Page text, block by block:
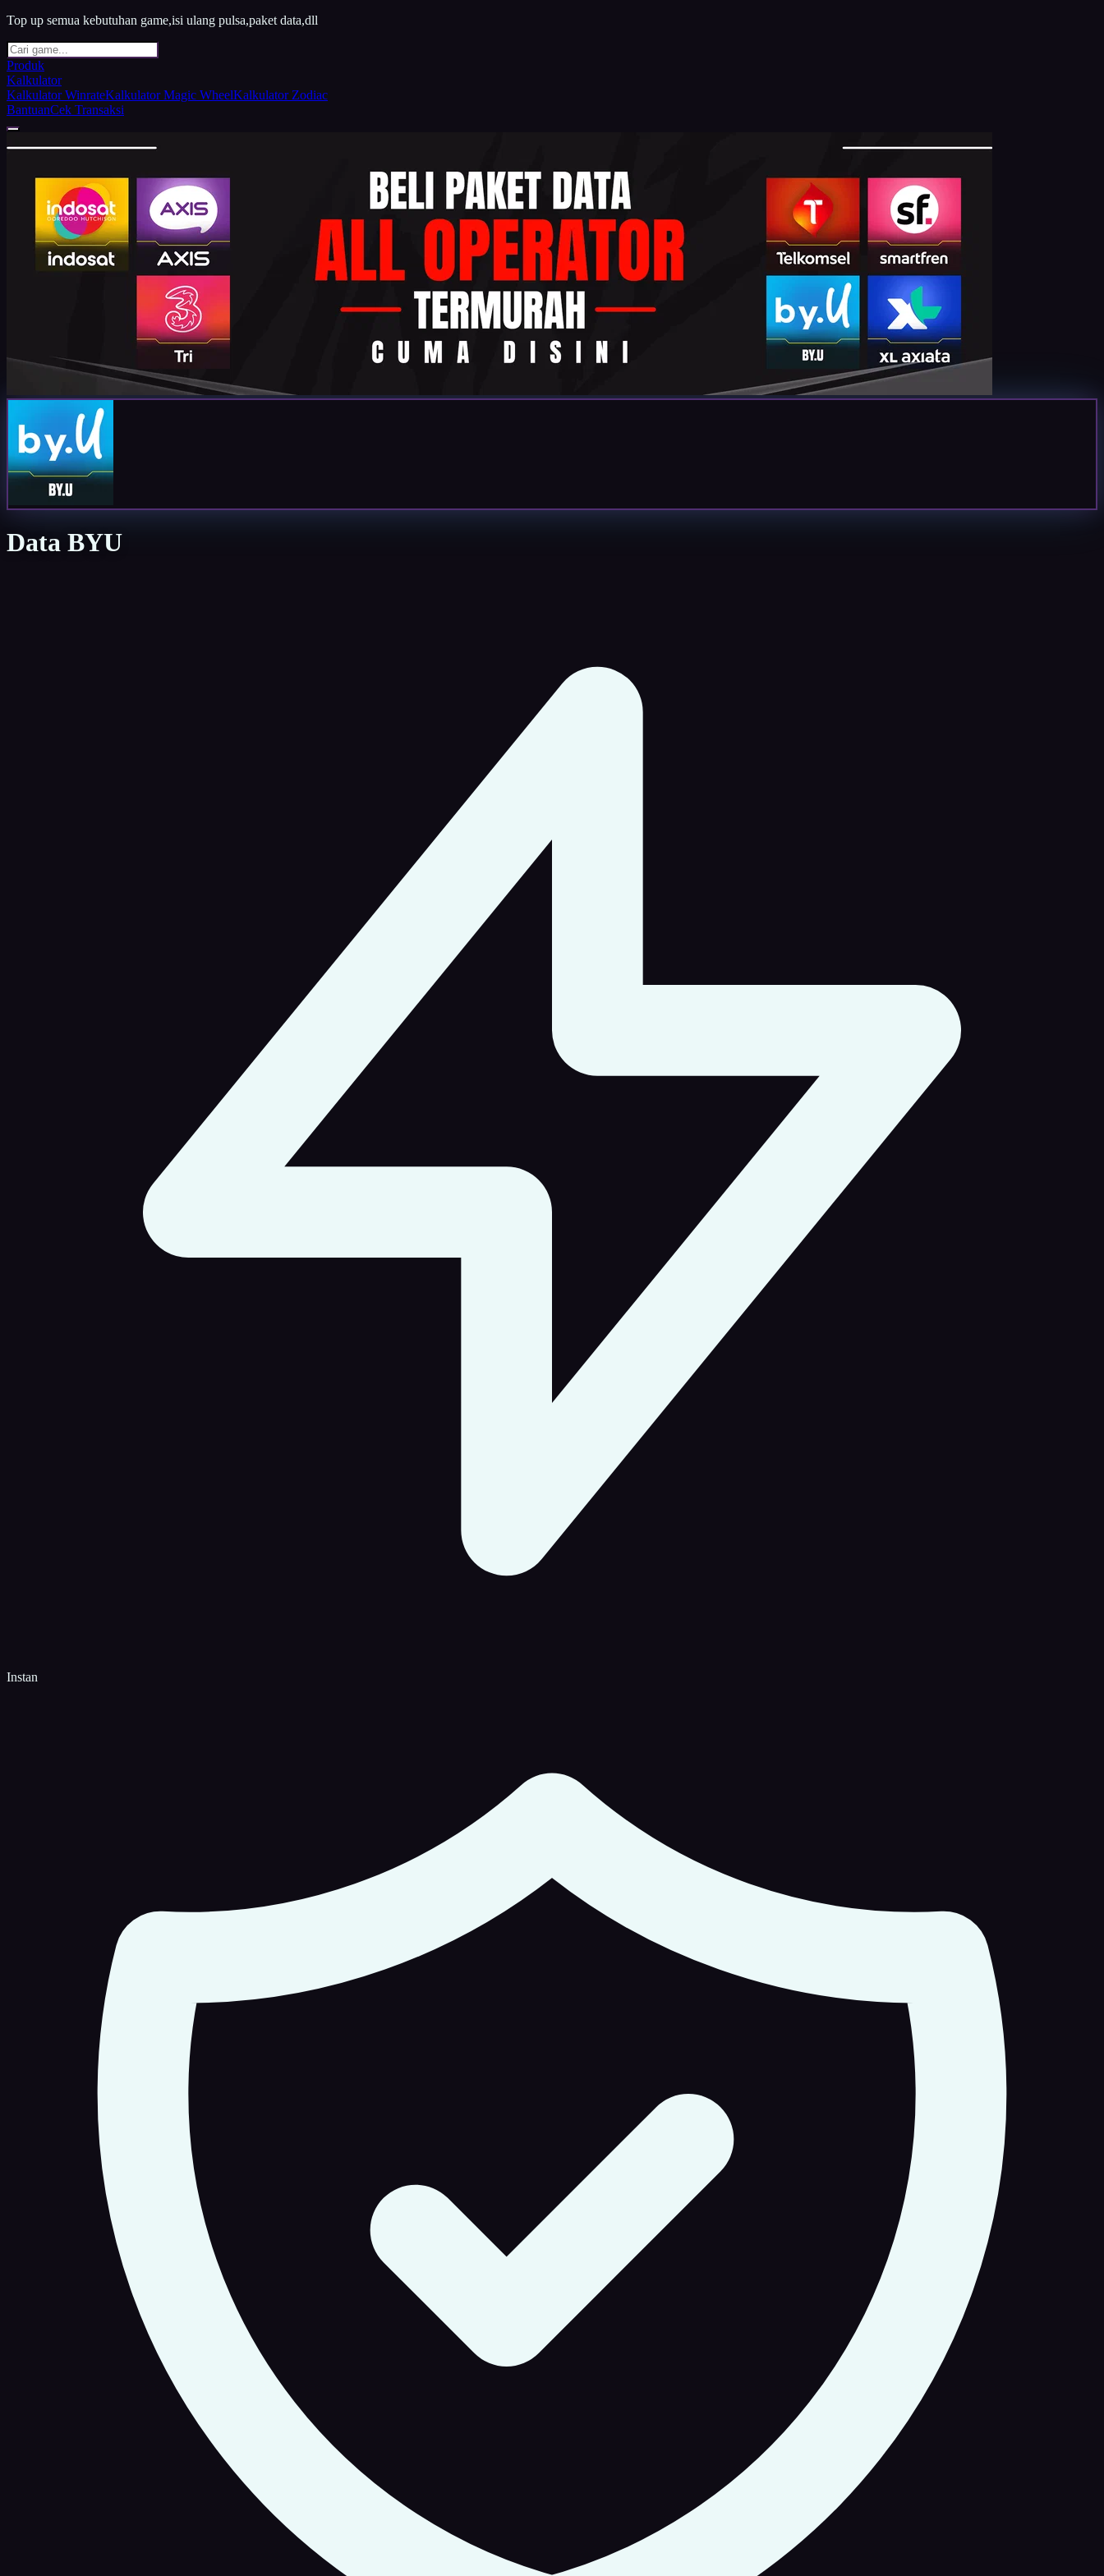
Top up semua kebutuhan game,isi ulang pulsa,paket data,dll
Produk
Kalkulator
Kalkulator WinrateKalkulator Magic WheelKalkulator Zodiac
BantuanCek Transaksi
Data BYU
Instan